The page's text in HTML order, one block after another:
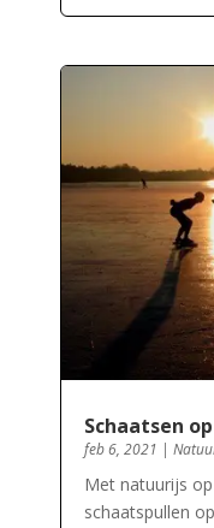
Schaatsen
feb 6, 2021 |
Met natuurijs
schaatspullen